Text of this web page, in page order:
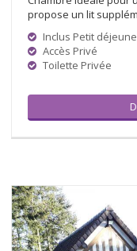
propose un lit
Inclus Petit
Accès Privé
Toilette Privée